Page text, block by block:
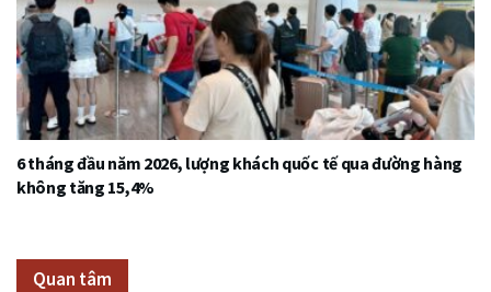
6 tháng đầu năm 2026, lượng khách quốc tế qua đường hàng
không tăng 15,4%
Quan tâm